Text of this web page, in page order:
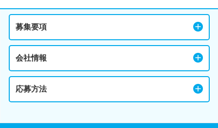
募集要項
会社情報
応募方法